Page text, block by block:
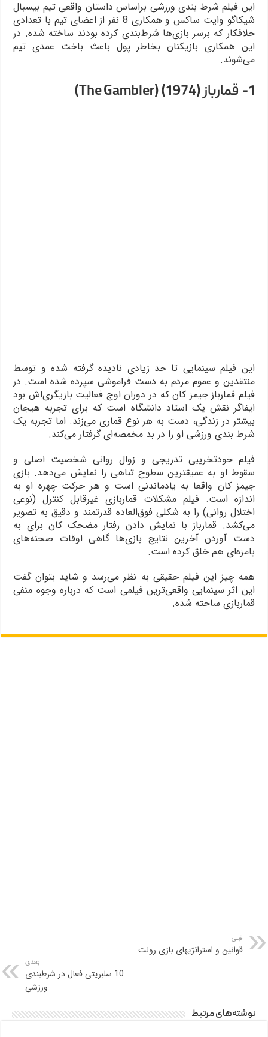
این فیلم شرط بندی ورزشی براساس داستان واقعی تیم بیسبال
شیکاگو وایت ساکس و همکاری 8 نفر از اعضای تیم با تعدادی
خلافکار که برسر بازی‌ها شرط‌بندی کرده بودند ساخته شده. در
این همکاری بازیکنان بخاطر پول باعث باخت عمدی تیم
می‌شوند.
1- قمارباز (1974) (The Gambler)
این فیلم سینمایی تا حد زیادی نادیده گرفته شده و توسط
منتقدین و عموم مردم به دست فراموشی سپرده شده است. در
فیلم قمارباز جیمز کان که در دوران اوج فعالیت بازیگری‌اش بود
ایفاگر نقش یک استاد دانشگاه است که برای تجربه هیجان
بیشتر در زندگی، دست به هر نوع قماری می‌زند. اما تجربه یک
شرط‌ بندی ورزشی او را در بد مخمصه‌ای گرفتار می‌کند.
فیلم خودتخریبی تدریجی و زوال روانی شخصیت اصلی و
سقوط او به عمیق‎ترین سطوح تباهی را نمایش می‌دهد. بازی
جیمز کان واقعا به یادماندنی است و هر حرکت چهره او به
اندازه است. فیلم مشکلات قماربازی غیرقابل کنترل (نوعی
اختلال روانی) را به شکلی فوق‌العاده قدرتمند و دقیق به تصویر
می‌کشد. قمارباز با نمایش دادن رفتار مضحک کان برای به
دست آوردن آخرین نتایج بازی‌ها گاهی اوقات صحنه‌های
بامزه‌ای هم خلق کرده است.
همه چیز این فیلم حقیقی به نظر می‌رسد و شاید بتوان گفت
این اثر سینمایی واقعی‌ترین فیلمی است که درباره وجوه منفی
قماربازی ساخته شده.
قبلی
قوانین و استراتژی­های بازی رولت
بعدی
10 سلبریتی‌ فعال در شرطبندی
ورزشی
نوشته‌های مرتبط